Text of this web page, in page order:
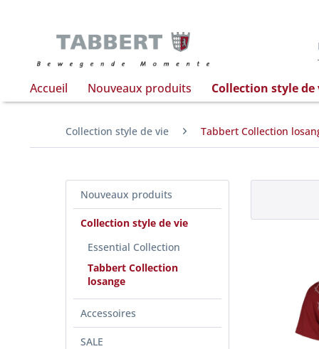
Accueil Nouveaux produits Collection style de
Collection style de vie Tabbert Collection
Nouveaux produits
Collection style de vie
Essential Collection
Tabbert Collection
losange
Accessoires
SALE